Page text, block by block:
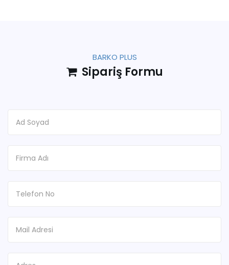
BARKO PLUS
Sipariş Formu